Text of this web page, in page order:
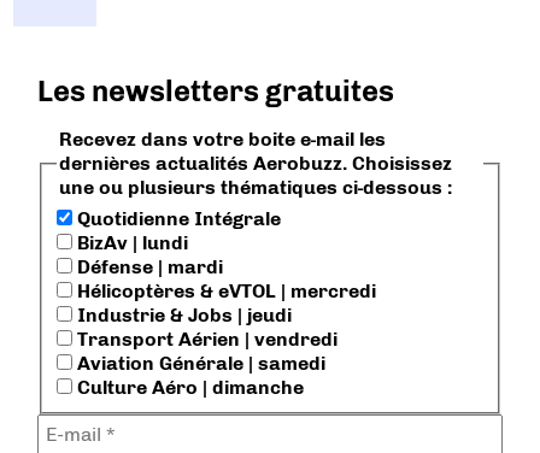
Les newsletters gratuites
Recevez dans votre boite e-mail les
dernières actualités Aerobuzz. Choisissez
une ou plusieurs thématiques ci-dessous :
Quotidienne Intégrale
BizAv | lundi
Défense | mardi
Hélicoptères & eVTOL | mercredi
Industrie & Jobs | jeudi
Transport Aérien | vendredi
Aviation Générale | samedi
Culture Aéro | dimanche